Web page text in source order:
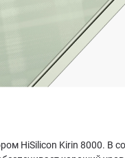
HiSilicon Kirin 8000. В